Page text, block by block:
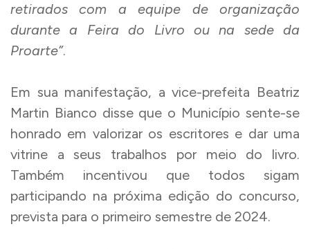
retirados com a equipe de organização
durante a Feira do Livro ou na sede da
Proarte”.
Em sua manifestação, a vice-prefeita Beatriz
Martin Bianco disse que o Município sente-se
honrado em valorizar os escritores e dar uma
vitrine a seus trabalhos por meio do livro.
Também incentivou que todos sigam
participando na próxima edição do concurso,
prevista para o primeiro semestre de 2024.